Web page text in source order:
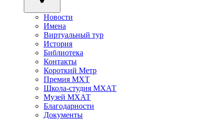
Новости
Имена
Виртуальный тур
История
Библиотека
Контакты
Короткий Метр
Премия МХТ
Школа-студия МХАТ
Музей МХАТ
Благодарности
Документы